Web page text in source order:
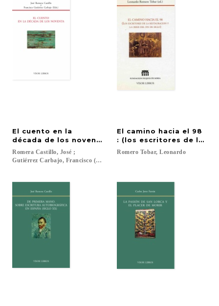
El cuento en la
década de los noventa
Romera Castillo, José ;
Gutiérrez Carbajo, Francisco (Eds.)...
El camino hacia el 98
: (los escritores de la
Romero Tobar, Leonardo